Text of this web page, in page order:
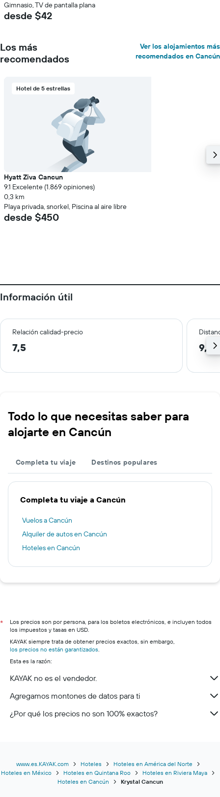
Gimnasio, TV de pantalla plana
desde $42
Los más
recomendados
Ver los alojamientos más
recomendados en Cancún
Hotel de 5 estrellas
Hyatt Ziva Cancun
9.1 Excelente (1.869 opiniones)
0,3 km
Playa privada, snorkel, Piscina al aire libre
desde $450
Información útil
Relación calidad-precio
7,5 9,0
Todo lo que necesitas saber para
alojarte en Cancún
Completa tu viaje Destinos populares
Completa tu viaje a Cancún
Vuelos a Cancún
Alquiler de autos en Cancún
Hoteles en Cancún
*
Los precios son por persona, para los boletos electrónicos, e incluyen todos
los impuestos y tasas en USD.
KAYAK siempre trata de obtener precios exactos, sin embargo,
los precios no están garantizados.
Esta es la razón:
KAYAK no es el vendedor.
Agregamos montones de datos para ti
¿Por qué los precios no son 100% exactos?
www.es.KAYAK.com Hoteles
Hoteles en América del Norte
Hoteles en México
Hoteles en Quintana Roo
Hoteles en Riviera Maya
Hoteles en Cancún
Krystal Cancun